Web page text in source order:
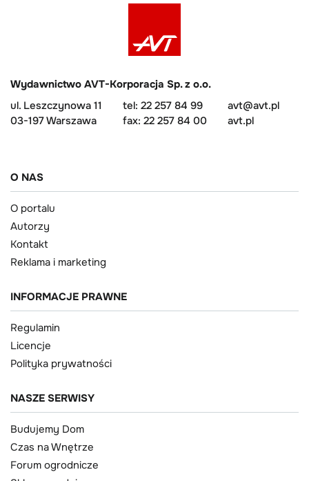
Wydawnictwo AVT-Korporacja Sp. z o.o.
ul. Leszczynowa 11
03-197 Warszawa
tel: 22 257 84 99
fax: 22 257 84 00
avt@avt.pl
avt.pl
O NAS
O portalu
Autorzy
Kontakt
Reklama i marketing
INFORMACJE PRAWNE
Regulamin
Licencje
Polityka prywatności
NASZE SERWISY
Budujemy Dom
Czas na Wnętrze
Forum ogrodnicze